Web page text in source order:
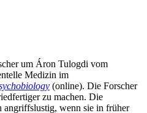
um Áron Tulogdi vom
Medizin im
(online). Die Forscher
zu machen. Die
angriffslustig, wenn sie in früher